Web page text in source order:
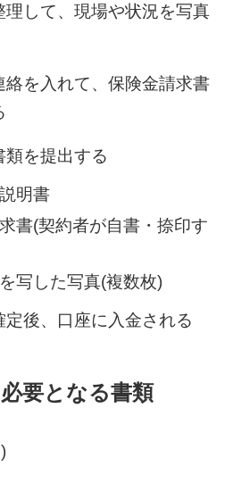
理して、現場や状況を写真
絡を入れて、保険金請求書
類を提出する
明書
書(契約者が自書・捺印す
写した写真(複数枚)
定後、口座に入金される
要となる書類